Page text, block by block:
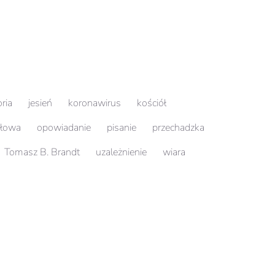
jesień koronawirus
kościół
opowiadanie pisanie
przechadzka
Tomasz B. Brandt uzależnienie
wiara